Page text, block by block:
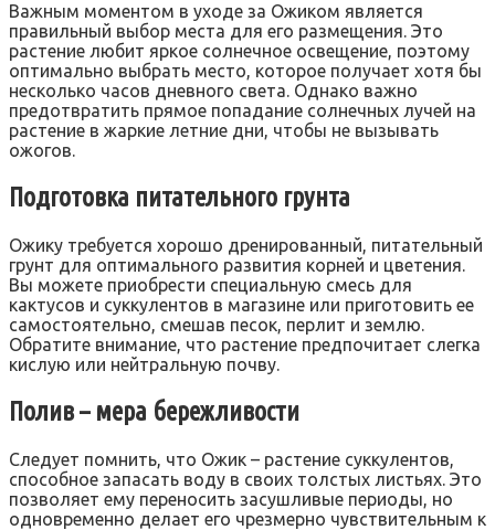
Важным моментом в уходе за Ожиком является
правильный выбор места для его размещения. Это
растение любит яркое солнечное освещение, поэтому
оптимально выбрать место, которое получает хотя бы
несколько часов дневного света. Однако важно
предотвратить прямое попадание солнечных лучей на
растение в жаркие летние дни, чтобы не вызывать
ожогов.
Подготовка питательного грунта
Ожику требуется хорошо дренированный, питательный
грунт для оптимального развития корней и цветения.
Вы можете приобрести специальную смесь для
кактусов и суккулентов в магазине или приготовить ее
самостоятельно, смешав песок, перлит и землю.
Обратите внимание, что растение предпочитает слегка
кислую или нейтральную почву.
Полив – мера бережливости
Следует помнить, что Ожик – растение суккулентов,
способное запасать воду в своих толстых листьях. Это
позволяет ему переносить засушливые периоды, но
одновременно делает его чрезмерно чувствительным к